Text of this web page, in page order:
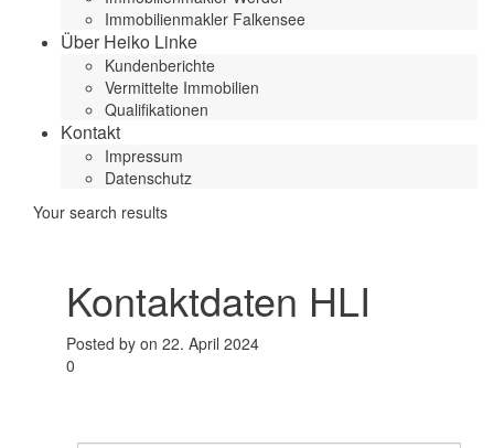
Immobilienmakler Falkensee
Über Heiko Linke
Kundenberichte
Vermittelte Immobilien
Qualifikationen
Kontakt
Impressum
Datenschutz
Your search results
Kontaktdaten HLI
Posted by on 22. April 2024
0